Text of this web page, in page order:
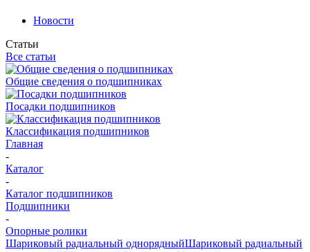
Новости
Статьи
Все статьи
Общие сведения о подшипниках
Посадки подшипников
Классификация подшипников
Главная
-
Каталог
-
Каталог подшипников
Подшипники
-
Опорные ролики
Шариковый радиальный однорядныйШариковый радиальный